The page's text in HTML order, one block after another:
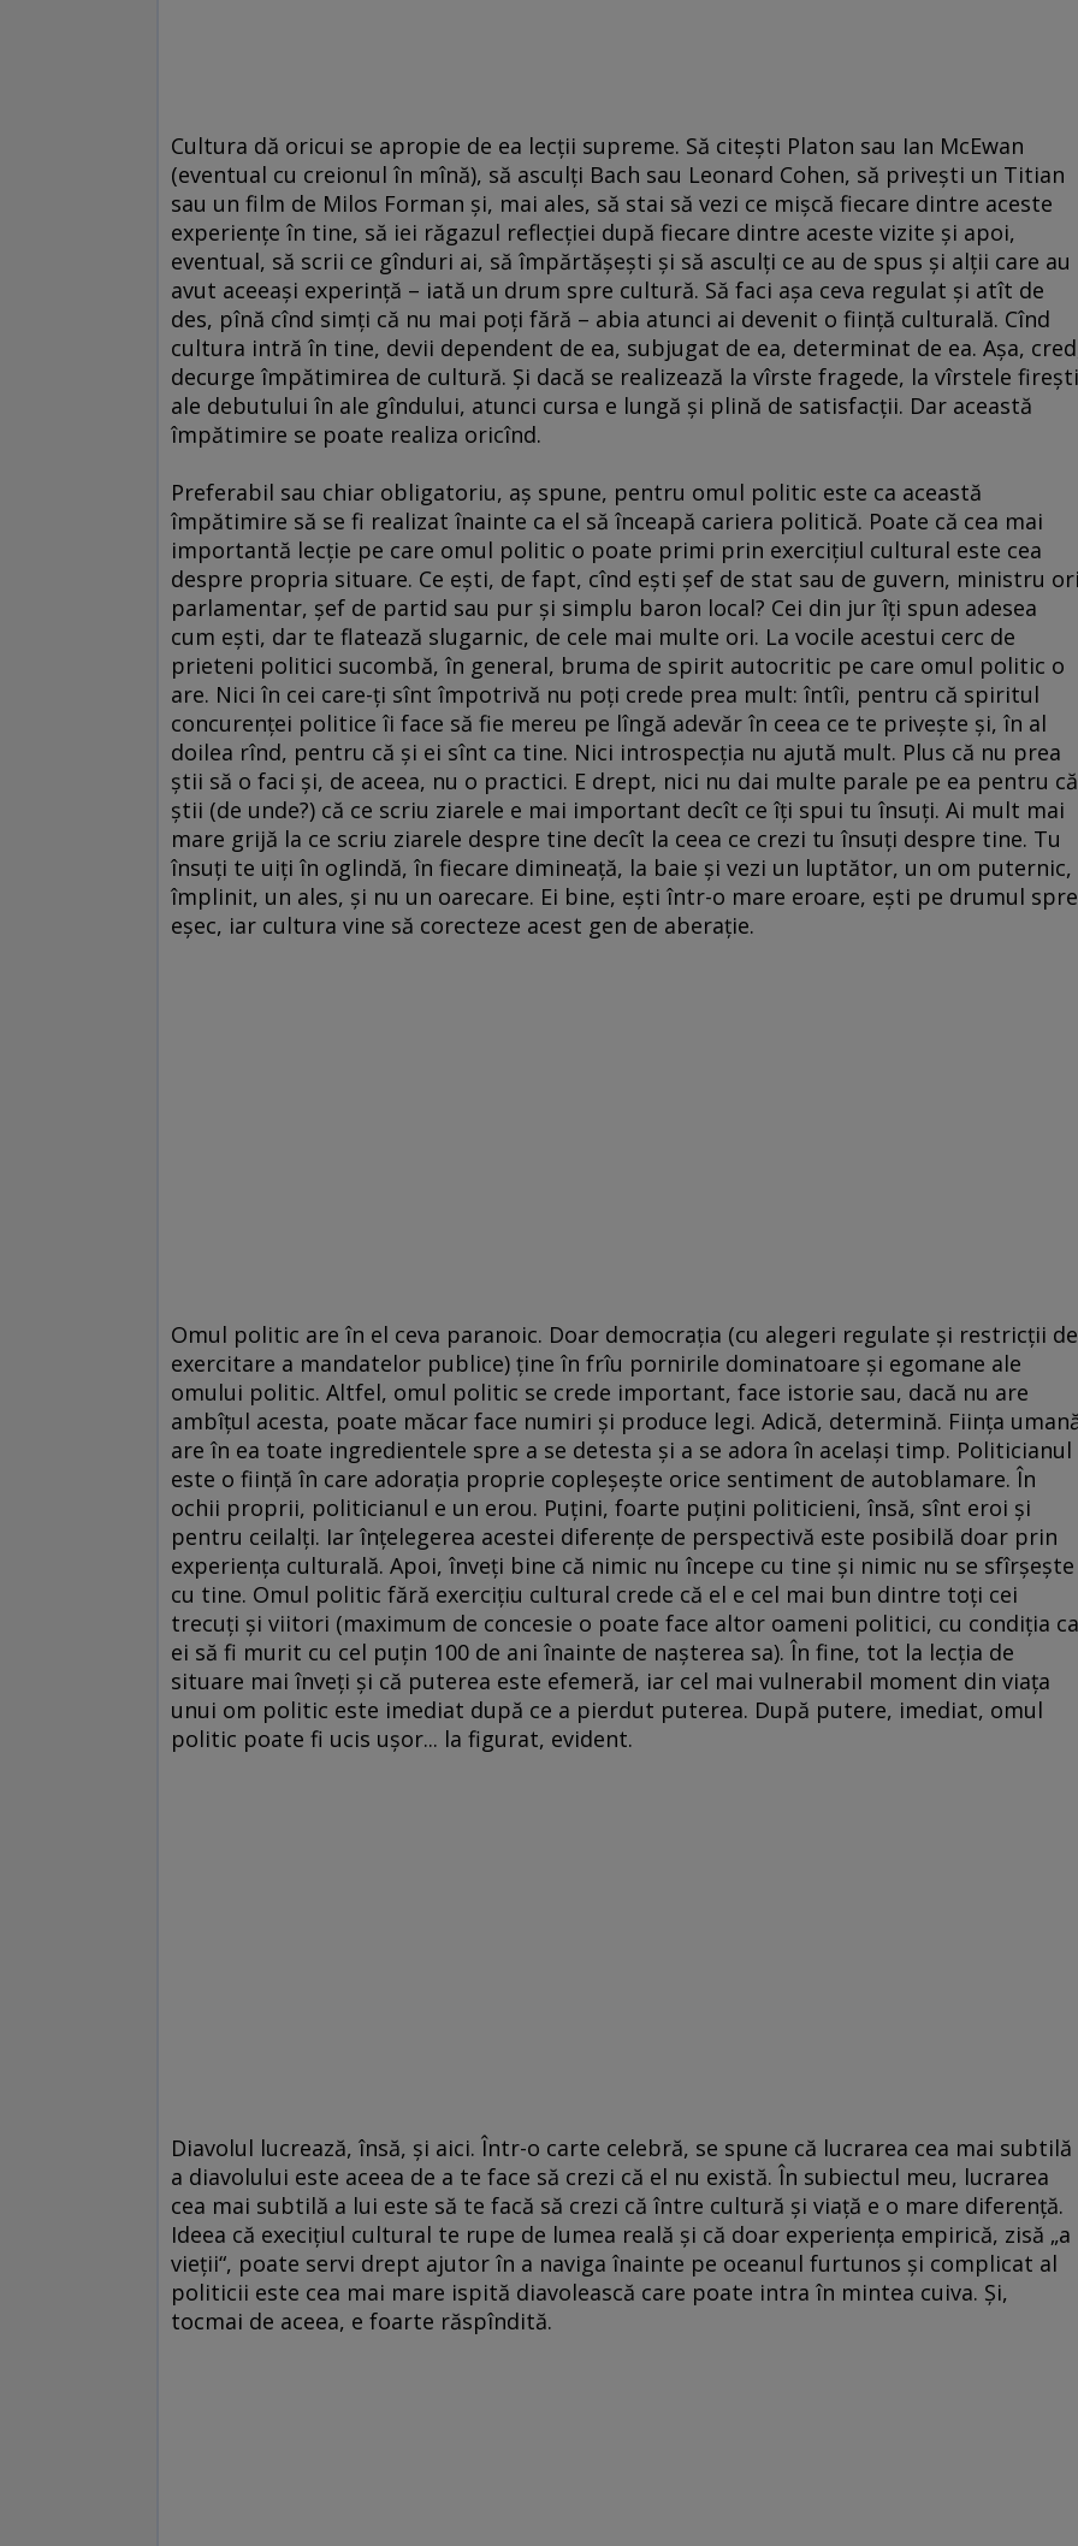
Cultura dă oricui se apropie de ea lecţii supreme. Să citeşti Platon sau Ian McEwan
(eventual cu creionul în mînă), să asculţi Bach sau Leonard Cohen, să priveşti un Titian
sau un film de Milos Forman şi, mai ales, să stai să vezi ce mişcă fiecare dintre aceste
experienţe în tine, să iei răgazul reflecţiei după fiecare dintre aceste vizite şi apoi,
eventual, să scrii ce gînduri ai, să împărtăşeşti şi să asculţi ce au de spus şi alţii care au
avut aceeaşi experinţă – iată un drum spre cultură. Să faci aşa ceva regulat şi atît de
des, pînă cînd simţi că nu mai poţi fără – abia atunci ai devenit o fiinţă culturală. Cînd
cultura intră în tine, devii dependent de ea, subjugat de ea, determinat de ea. Aşa,
decurge împătimirea de cultură. Şi dacă se realizează la vîrste fragede, la vîrstele fireşti
ale debutului în ale gîndului, atunci cursa e lungă şi plină de satisfacţii. Dar această
împătimire se poate realiza oricînd.
Preferabil sau chiar obligatoriu, aş spune, pentru omul politic este ca această
împătimire să se fi realizat înainte ca el să înceapă cariera politică. Poate că cea mai
importantă lecţie pe care omul politic o poate primi prin exerciţiul cultural este cea
despre propria situare. Ce eşti, de fapt, cînd eşti şef de stat sau de guvern, ministru
parlamentar, şef de partid sau pur şi simplu baron local? Cei din jur îţi spun adesea
cum eşti, dar te flatează slugarnic, de cele mai multe ori. La vocile acestui cerc de
prieteni politici sucombă, în general, bruma de spirit autocritic pe care omul politic o
are. Nici în cei care-ţi sînt împotrivă nu poţi crede prea mult: întîi, pentru că spiritul
concurenţei politice îi face să fie mereu pe lîngă adevăr în ceea ce te priveşte şi, în al
doilea rînd, pentru că şi ei sînt ca tine. Nici introspecţia nu ajută mult. Plus că nu prea
ştii să o faci şi, de aceea, nu o practici. E drept, nici nu dai multe parale pe ea pentru că
ştii (de unde?) că ce scriu ziarele e mai important decît ce îţi spui tu însuţi. Ai mult mai
mare grijă la ce scriu ziarele despre tine decît la ceea ce crezi tu însuţi despre tine. Tu
însuţi te uiţi în oglindă, în fiecare dimineaţă, la baie şi vezi un luptător, un om puternic,
împlinit, un ales, şi nu un oarecare. Ei bine, eşti într-o mare eroare, eşti pe drumul spre
eşec, iar cultura vine să corecteze acest gen de aberaţie.
Omul politic are în el ceva paranoic. Doar democraţia (cu alegeri regulate şi restricţii de
exercitare a mandatelor publice) ţine în frîu pornirile dominatoare şi egomane ale
omului politic. Altfel, omul politic se crede important, face istorie sau, dacă nu are
ambîţul acesta, poate măcar face numiri şi produce legi. Adică, determină. Fiinţa
are în ea toate ingredientele spre a se detesta şi a se adora în acelaşi timp. Politicianul
este o fiinţă în care adoraţia proprie copleşeşte orice sentiment de autoblamare. În
ochii proprii, politicianul e un erou. Puţini, foarte puţini politicieni, însă, sînt eroi şi
pentru ceilalţi. Iar înţelegerea acestei diferenţe de perspectivă este posibilă doar prin
experienţa culturală. Apoi, înveţi bine că nimic nu începe cu tine şi nimic nu se sfîrşeşte
cu tine. Omul politic fără exerciţiu cultural crede că el e cel mai bun dintre toţi cei
trecuţi şi viitori (maximum de concesie o poate face altor oameni politici, cu condiţia ca
ei să fi murit cu cel puţin 100 de ani înainte de naşterea sa). În fine, tot la lecţia de
situare mai înveţi şi că puterea este efemeră, iar cel mai vulnerabil moment din viaţa
unui om politic este imediat după ce a pierdut puterea. După putere, imediat, omul
politic poate fi ucis uşor... la figurat, evident.
Diavolul lucrează, însă, şi aici. Într-o carte celebră, se spune că lucrarea cea mai subtilă
a diavolului este aceea de a te face să crezi că el nu există. În subiectul meu, lucrarea
cea mai subtilă a lui este să te facă să crezi că între cultură şi viaţă e o mare diferenţă.
Ideea că execiţiul cultural te rupe de lumea reală şi că doar experienţa empirică, zisă „a
vieţii“, poate servi drept ajutor în a naviga înainte pe oceanul furtunos şi complicat al
politicii este cea mai mare ispită diavolească care poate intra în mintea cuiva. Şi,
tocmai de aceea, e foarte răspîndită.